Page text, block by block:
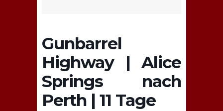
Gunbarrel
Highway | Alice
Springs nach
Perth | 11 Tage